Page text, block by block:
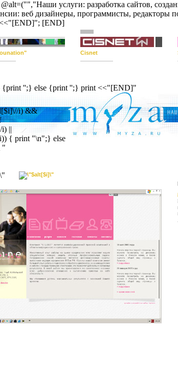
услуги: разработка сайтов,
веб дизайнеры, программисты, редакторы
<<"[END]"; [END]
Cisnet
'';} else {print '';} print <<"[END]"
i) &&
||
{ print "\n";} else
"